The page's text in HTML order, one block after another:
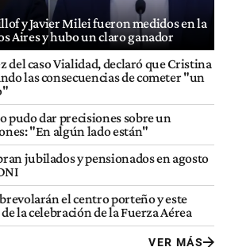
y Javier Milei fueron medidos en la
Aires y hubo un claro ganador
del caso Vialidad, declaró que Cristina
las consecuencias de cometer "un
pudo dar precisiones sobre un
"En algún lado están"
jubilados y pensionados en agosto
el centro porteño y este
la celebración de la Fuerza Aérea
VER MÁS